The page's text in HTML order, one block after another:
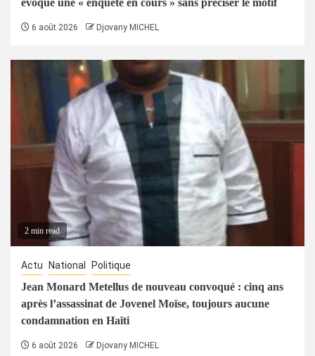
évoque une « enquête en cours » sans préciser le motif
6 août 2026 Djovany MICHEL
2 min read
Actu National Politique
Jean Monard Metellus de nouveau convoqué : cinq ans
après l’assassinat de Jovenel Moïse, toujours aucune
condamnation en Haïti
6 août 2026 Djovany MICHEL